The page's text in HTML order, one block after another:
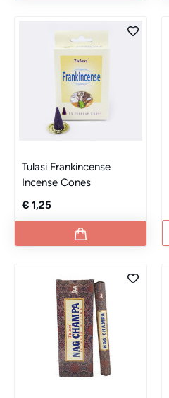
Tulasi Frankincense
Incense Cones
€ 1,25